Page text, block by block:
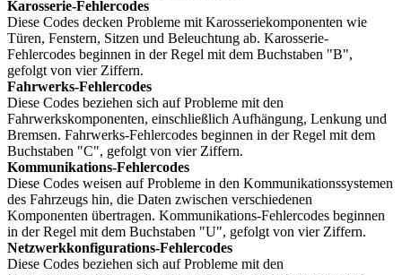
Karosserie-Fehlercodes
Diese Codes decken Probleme mit Karosseriekomponenten wie
Türen, Fenstern, Sitzen und Beleuchtung ab. Karosserie-
Fehlercodes beginnen in der Regel mit dem Buchstaben "B",
gefolgt von vier Ziffern.
Fahrwerks-Fehlercodes
Diese Codes beziehen sich auf Probleme mit den
Fahrwerkskomponenten, einschließlich Aufhängung, Lenkung und
Bremsen. Fahrwerks-Fehlercodes beginnen in der Regel mit dem
Buchstaben "C", gefolgt von vier Ziffern.
Kommunikations-Fehlercodes
Diese Codes weisen auf Probleme in den Kommunikationssystemen
des Fahrzeugs hin, die Daten zwischen verschiedenen
Komponenten übertragen. Kommunikations-Fehlercodes beginnen
in der Regel mit dem Buchstaben "U", gefolgt von vier Ziffern.
Netzwerkkonfigurations-Fehlercodes
Diese Codes beziehen sich auf Probleme mit den